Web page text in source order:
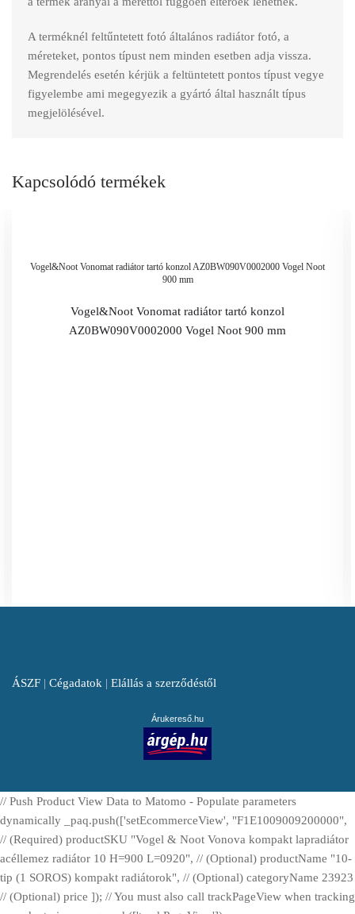
A terméknél feltűntetett fotó általános radiátor fotó, a
méreteket, pontos típust nem minden esetben adja vissza.
Megrendelés esetén kérjük a feltüntetett pontos típust vegye
figyelembe ami megegyezik a gyártó által használt típus
megjelölésével.
Kapcsolódó termékek
Vogel&Noot Vonomat radiátor tartó konzol AZ0BW090V0002000 Vogel Noot
900 mm
Vogel&Noot Vonomat radiátor tartó konzol
AZ0BW090V0002000 Vogel Noot 900 mm
ÁSZF | Cégadatok | Elállás a szerződéstől
Árukereső.hu
// Push Product View Data to Matomo - Populate parameters
dynamically _paq.push(['setEcommerceView', "F1E1009009200000",
// (Required) productSKU "Vogel & Noot Vonova kompakt lapradiátor
acéllemez radiátor 10 H=900 L=0920", // (Optional) productName "10-
tip (1 SOROS) kompakt radiátorok", // (Optional) categoryName 23923
// (Optional) price ]); // You must also call trackPageView when tracking